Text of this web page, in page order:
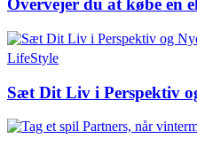
Overvejer du at købe en
LifeStyle
Sæt Dit Liv i Perspektiv